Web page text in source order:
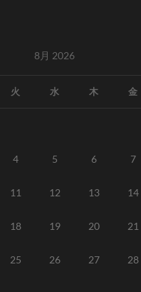
8月 2026
火 水 木 金
4 5 6 7
11 12 13 14
18 19 20 21
25 26 27 28